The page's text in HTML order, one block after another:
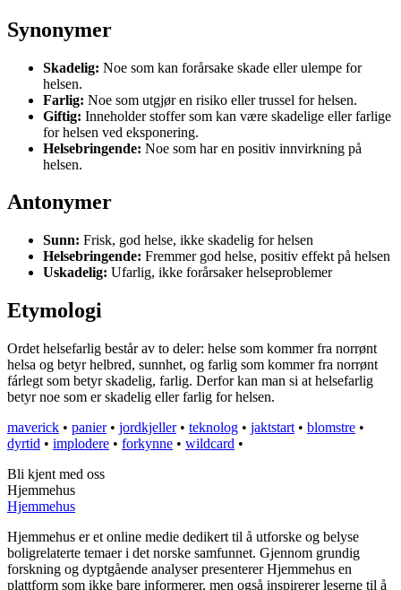
Synonymer
Skadelig: Noe som kan forårsake skade eller ulempe for
helsen.
Farlig: Noe som utgjør en risiko eller trussel for helsen.
Giftig: Inneholder stoffer som kan være skadelige eller farlige
for helsen ved eksponering.
Helsebringende: Noe som har en positiv innvirkning på
helsen.
Antonymer
Sunn: Frisk, god helse, ikke skadelig for helsen
Helsebringende: Fremmer god helse, positiv effekt på helsen
Uskadelig: Ufarlig, ikke forårsaker helseproblemer
Etymologi
Ordet helsefarlig består av to deler: helse som kommer fra norrønt
helsa og betyr helbred, sunnhet, og farlig som kommer fra norrønt
fárlegt som betyr skadelig, farlig. Derfor kan man si at helsefarlig
betyr noe som er skadelig eller farlig for helsen.
maverick • panier• jordkjeller• teknolog • jaktstart • blomstre •
dyrtid • implodere • forkynne • wildcard •
Bli kjent med oss
Hjemmehus
Hjemmehus
Hjemmehus er et online medie dedikert til å utforske og belyse
boligrelaterte temaer i det norske samfunnet. Gjennom grundig
forskning og dyptgående analyser presenterer Hjemmehus en
plattform som ikke bare informerer, men også inspirerer leserne til å